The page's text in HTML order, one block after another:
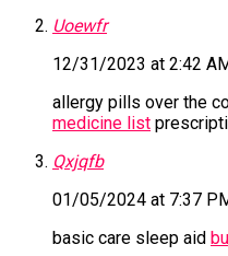
Uoewfr
12/31/2023 at 2:42
allergy pills over the
medicine list
Qxjqfb
01/05/2024 at 7:37
basic care sleep aid